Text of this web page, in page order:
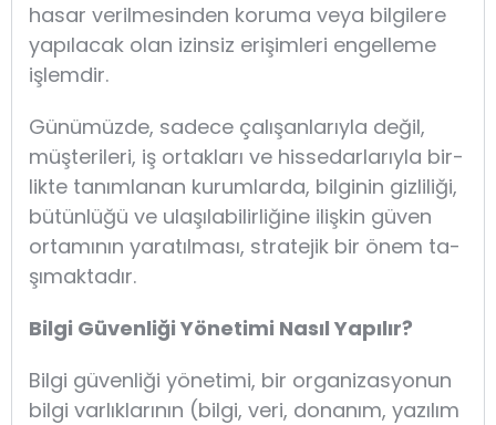
hasar verilmesinden koruma veya bilgilere
yapılacak olan izinsiz erişimleri engelleme
işlemdir.
Gü­nü­müz­de, sa­de­ce çalışan­la­rıy­la de­ğil,
müşteri­le­ri, iş or­tak­la­rı ve his­se­dar­la­rıy­la bir­
lik­te ta­nım­la­nan ku­rum­lar­da, bil­gi­nin giz­li­li­ği,
bü­tün­lü­ğü ve ula­şı­la­bi­lir­li­ği­ne iliş­kin gü­ven
or­ta­mı­nın ya­ra­tıl­ma­sı, stra­te­jik bir önem ta­
şı­mak­ta­dır.
Bilgi Güvenliği Yönetimi Nasıl Yapılır?
Bilgi güvenliği yönetimi, bir organizasyonun
bilgi varlıklarının (bilgi, veri, donanım, yazılım